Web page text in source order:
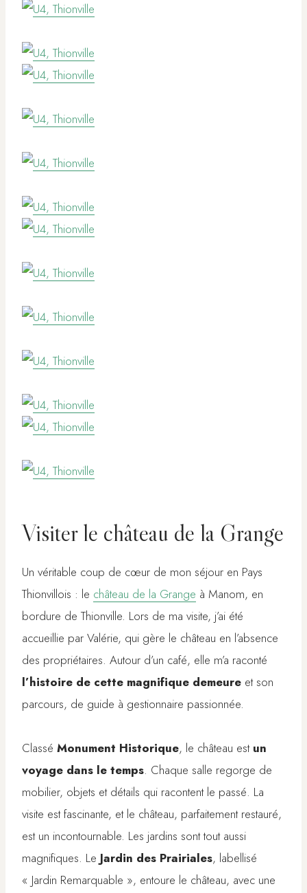
Visiter le château de la Grange
Un véritable coup de cœur de mon séjour en Pays
Thionvillois : le château de la Grange à Manom, en
bordure de Thionville. Lors de ma visite, j’ai été
accueillie par Valérie, qui gère le château en l’absence
des propriétaires. Autour d’un café, elle m’a raconté
l’histoire de cette magnifique demeure et son
parcours, de guide à gestionnaire passionnée.
Classé Monument Historique, le château est un
voyage dans le temps. Chaque salle regorge de
mobilier, objets et détails qui racontent le passé. La
visite est fascinante, et le château, parfaitement restauré,
est un incontournable. Les jardins sont tout aussi
magnifiques. Le Jardin des Prairiales, labellisé
« Jardin Remarquable », entoure le château, avec une